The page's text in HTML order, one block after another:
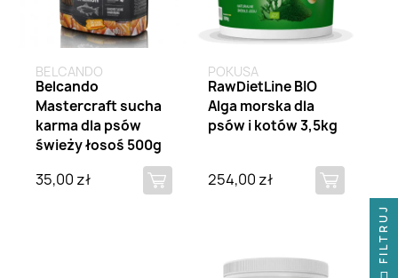
FILTRUJ
BELCANDO
Belcando
Mastercraft sucha
karma dla psów
świeży łosoś 500g
35,00 zł
POKUSA
RawDietLine BIO
Alga morska dla
psów i kotów 3,5kg
254,00 zł
FILTRUJ